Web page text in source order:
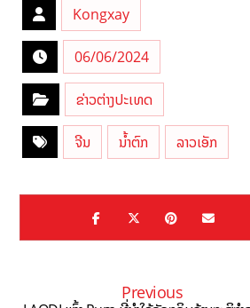
Kongxay
06/06/2024
ຂ່າວຕ່າງປະເທດ
ຈີນ ນ້ຳຕົກ ລາວເອັກ
Previous